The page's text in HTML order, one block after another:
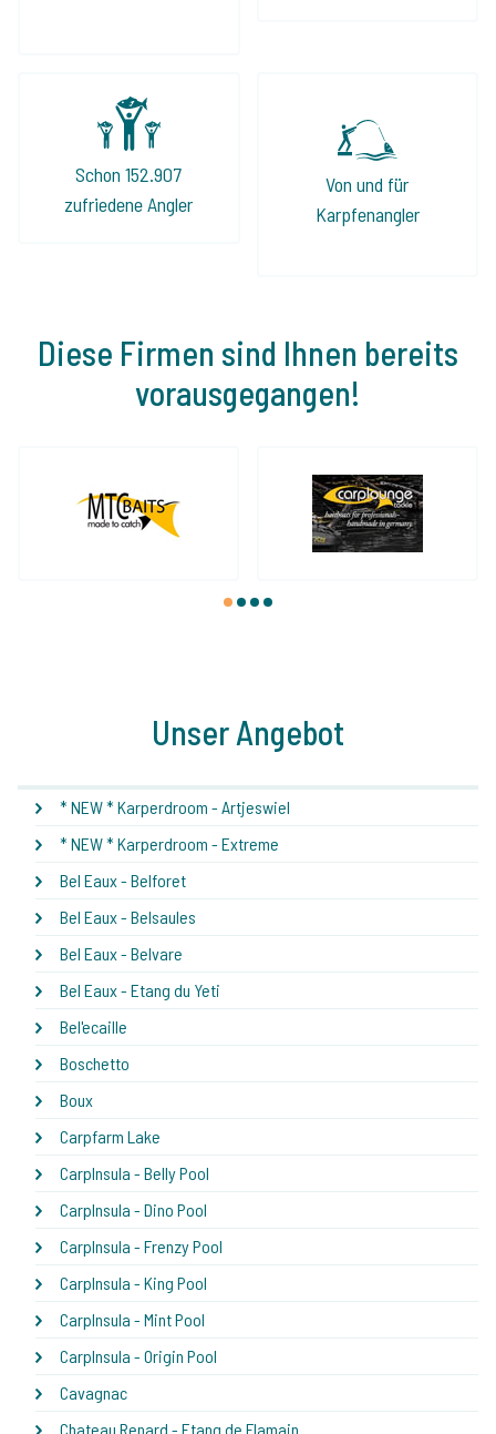
Schon 152.907
zufriedene Angler
Von und für
Karpfenangler
Diese Firmen sind Ihnen bereits
vorausgegangen!
1 2 3 4
Unser Angebot
* NEW * Karperdroom - Artjeswiel
* NEW * Karperdroom - Extreme
Bel Eaux - Belforet
Bel Eaux - Belsaules
Bel Eaux - Belvare
Bel Eaux - Etang du Yeti
Bel'ecaille
Boschetto
Boux
Carpfarm Lake
CarpInsula - Belly Pool
CarpInsula - Dino Pool
CarpInsula - Frenzy Pool
CarpInsula - King Pool
CarpInsula - Mint Pool
CarpInsula - Origin Pool
Cavagnac
Chateau Renard - Etang de Flamain